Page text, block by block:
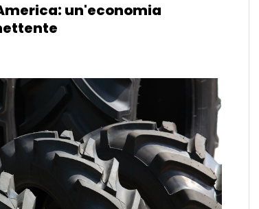
un'economia